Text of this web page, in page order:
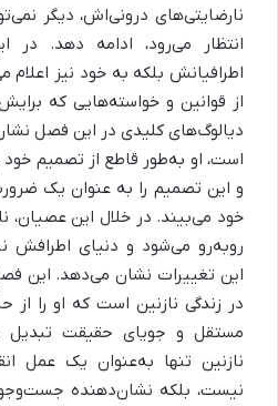
نارضایتی‌های درونی‌اش، دیگر
انتظار می‌رود، ادامه دهد. در
اطرافیانش بلکه به خود نیز
از قوانین و خواسته‌هایی که
دیالوگ‌های کلیدی در این فصل
است، او به‌طور قاطع از تصمیم
و این تصمیم را به عنوان یک
خود می‌بیند. در خلال این عصیان،
روبه‌رو می‌شود و دنیای اطرافش
این تغییرات نشان می‌دهد. این
در زندگی نازنین است که او را
مستقل و جویای حقیقت تبدیل
نازنین تنها به‌عنوان یک عمل
نیست، بلکه نشان‌دهنده